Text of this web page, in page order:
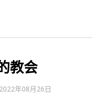
教会
2022年08月26日